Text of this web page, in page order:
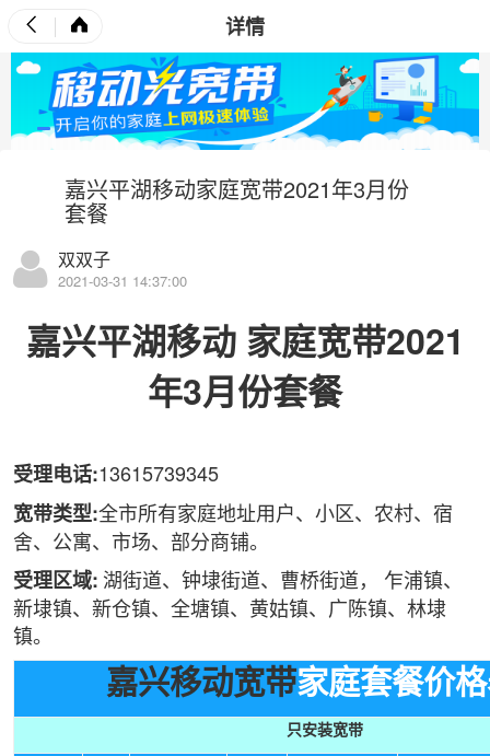
详情
嘉兴平湖移动家庭宽带2021年3月份
套餐
双双子
2021-03-31 14:37:00
嘉兴平湖移动 家庭宽带2021
年3月份套餐
受理电话:13615739345
宽带类型:全市所有家庭地址用户、小区、农村、宿
舍、公寓、市场、部分商铺。
受理区域: 湖街道、钟埭街道、曹桥街道， 乍浦镇、
新埭镇、新仓镇、全塘镇、黄姑镇、广陈镇、林埭
镇。
嘉兴移动宽带家庭套餐价
只安装宽带